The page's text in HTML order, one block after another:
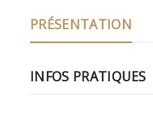
PRÉSENTATION
INFOS PRATIQUES